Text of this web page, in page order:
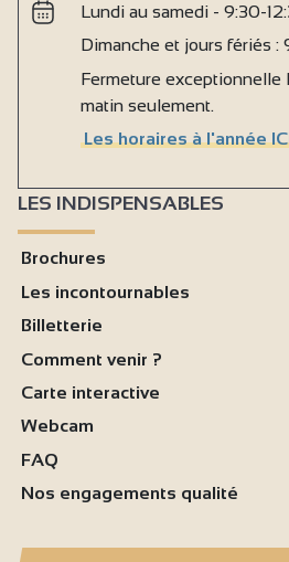
Lundi au samedi - 9:30-
Dimanche et jours fériés :
Fermeture exceptionnelle
matin seulement.
Les horaires à l'année
LES INDISPENSABLES
Brochures
Les incontournables
Billetterie
Comment venir ?
Carte interactive
Webcam
FAQ
Nos engagements qualité